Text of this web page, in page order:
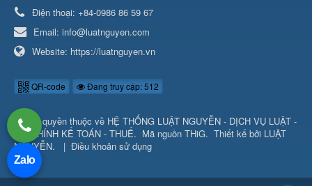
Điện thoại: +84-0986 86 59 67
Email: info@luatnguyen.com
Website: https://luatnguyen.vn
QR-code Đang truy cập: 512
© Bản quyền thuộc về HỆ THỐNG LUẬT NGUYỄN - DỊCH VỤ LUẬT -
TÀI CHÍNH KẾ TOÁN - THUẾ. Mã nguồn THiG. Thiết kế bởi LUẬT
NGUYỄN. | Điều khoản sử dụng
Zalo